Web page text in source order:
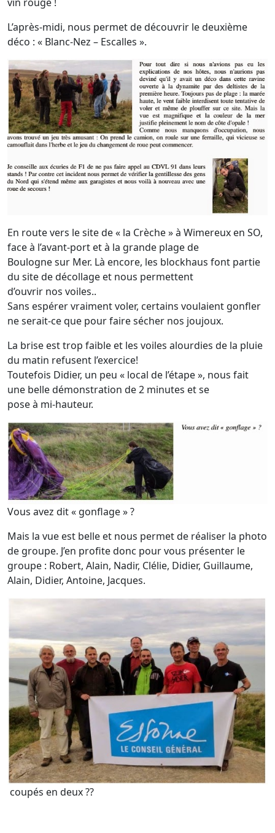
L’après-midi, nous permet de découvrir le deuxième
déco : « Blanc-Nez – Escalles ».
En route vers le site de « la Crèche » à Wimereux en SO,
face à l’avant-port et à la grande plage de
Boulogne sur Mer. Là encore, les blockhaus font partie
du site de décollage et nous permettent
d’ouvrir nos voiles..
Sans espérer vraiment voler, certains voulaient gonfler
ne serait-ce que pour faire sécher nos joujoux.
La brise est trop faible et les voiles alourdies de la pluie
du matin refusent l’exercice!
Toutefois Didier, un peu « local de l’étape », nous fait
une belle démonstration de 2 minutes et se
pose à mi-hauteur.
Vous avez dit « gonflage » ?
Mais la vue est belle et nous permet de réaliser la photo
de groupe. J’en profite donc pour vous présenter le
groupe : Robert, Alain, Nadir, Clélie, Didier, Guillaume,
Alain, Didier, Antoine, Jacques.
coupés en deux ??